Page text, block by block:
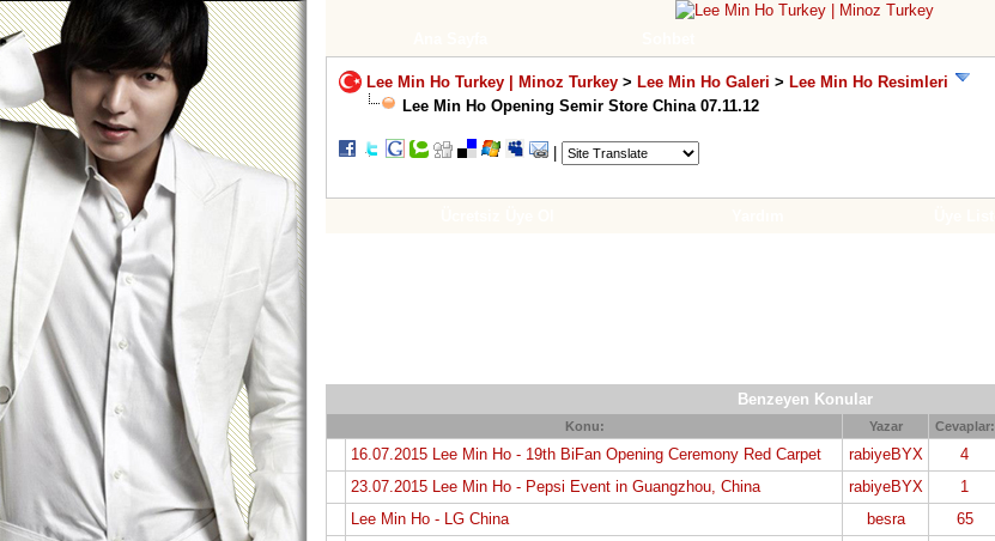
Lee Min Ho Turkey | Minoz Turkey > Lee Min Ho Galeri > Lee Min Ho Resimleri
Lee Min Ho Opening Semir Store China 07.11.12
Benzeyen Konular
Konu: Yazar Cevaplar:
16.07.2015 Lee Min Ho - 19th BiFan Opening Ceremony Red Carpet rabiyeBYX 4
23.07.2015 Lee Min Ho - Pepsi Event in Guangzhou, China rabiyeBYX 1
Lee Min Ho - LG China besra 65